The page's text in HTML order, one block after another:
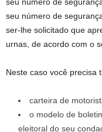
seu número de
ser-lhe solicitado que
urnas, de acordo com o
Neste caso você precisa
carteira de
o modelo de
eleitoral do seu